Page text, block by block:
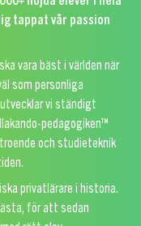
tappat vår passion
vara bäst i världen när
som personliga
vi ständigt
pedagogiken™
och studieteknik
privatlärare i historia.
för att sedan